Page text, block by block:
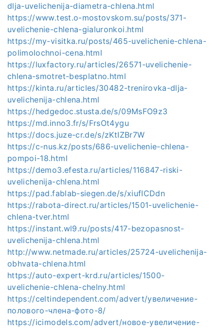
dlja-uvelichenija-diametra-chlena.html
https://www.test.o-mostovskom.su/posts/371-
uvelichenie-chlena-gialuronkoi.html
https://my-visitka.ru/posts/465-uvelichenie-chlena-
polimolochnoi-cena.html
https://luxfactory.ru/articles/26571-uvelichenie-
chlena-smotret-besplatno.html
https://kinta.ru/articles/30482-trenirovka-dlja-
uvelichenija-chlena.html
https://hedgedoc.stusta.de/s/09MsFO9z3
https://md.inno3.fr/s/FrsOt4ygu
https://docs.juze-cr.de/s/zKtIZBr7W
https://c-nus.kz/posts/686-uvelichenie-chlena-
pompoi-18.html
https://demo3.efesta.ru/articles/116847-riski-
uvelichenija-chlena.html
https://pad.fablab-siegen.de/s/xiufICDdn
https://rabota-direct.ru/articles/1501-uvelichenie-
chlena-tver.html
https://instant.wl9.ru/posts/417-bezopasnost-
uvelichenija-chlena.html
http://www.netmade.ru/articles/25724-uvelichenija-
obhvata-chlena.html
https://auto-expert-krd.ru/articles/1500-
uvelichenie-chlena-chelny.html
https://celtindependent.com/advert/увеличение-
полового-члена-фото-8/
https://icimodels.com/advert/новое-увеличение-